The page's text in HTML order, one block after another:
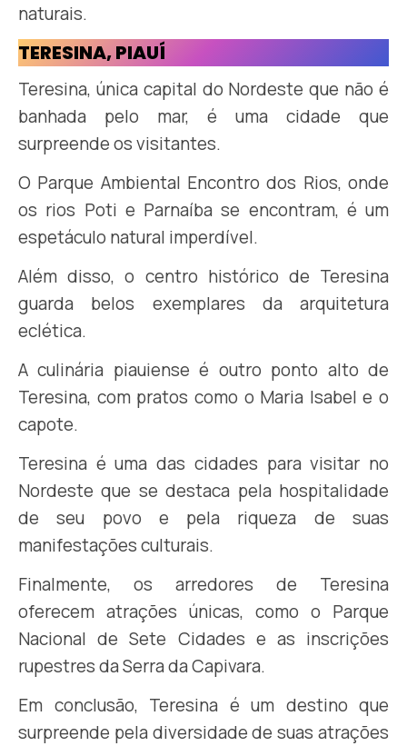
naturais.
TERESINA, PIAUÍ
Teresina, única capital do Nordeste que não é
banhada pelo mar, é uma cidade que
surpreende os visitantes.
O Parque Ambiental Encontro dos Rios, onde
os rios Poti e Parnaíba se encontram, é um
espetáculo natural imperdível.
Além disso, o centro histórico de Teresina
guarda belos exemplares da arquitetura
eclética.
A culinária piauiense é outro ponto alto de
Teresina, com pratos como o Maria Isabel e o
capote.
Teresina é uma das cidades para visitar no
Nordeste que se destaca pela hospitalidade
de seu povo e pela riqueza de suas
manifestações culturais.
Finalmente, os arredores de Teresina
oferecem atrações únicas, como o Parque
Nacional de Sete Cidades e as inscrições
rupestres da Serra da Capivara.
Em conclusão, Teresina é um destino que
surpreende pela diversidade de suas atrações